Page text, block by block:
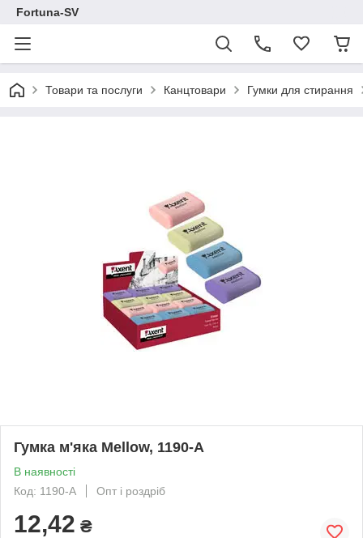
Fortuna-SV
Товари та послуги Канцтовари Гумки для стирання
Гумка м'яка Mellow, 1190-A
В наявності
Код: 1190-A
Опт і роздріб
12,42 ₴